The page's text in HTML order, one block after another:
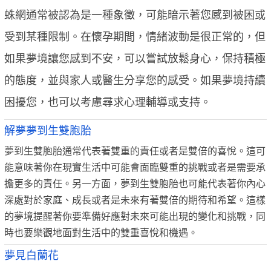
蛛網通常被認為是一種象徵，可能暗示著您感到被困或
受到某種限制。在懷孕期間，情緒波動是很正常的，但
如果夢境讓您感到不安，可以嘗試放鬆身心，保持積極
的態度，並與家人或醫生分享您的感受。如果夢境持續
困擾您，也可以考慮尋求心理輔導或支持。
解夢夢到生雙胞胎
夢到生雙胞胎通常代表著雙重的責任或者是雙倍的喜悅。這可
能意味著你在現實生活中可能會面臨雙重的挑戰或者是需要承
擔更多的責任。另一方面，夢到生雙胞胎也可能代表著你內心
深處對於家庭、成長或者是未來有著雙倍的期待和希望。這樣
的夢境提醒著你要準備好應對未來可能出現的變化和挑戰，同
時也要樂觀地面對生活中的雙重喜悅和機遇。
夢見白蘭花